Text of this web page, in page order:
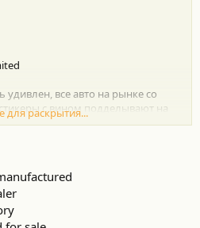
все авто на рынке со
с вином подделывают на
для раскрытия...